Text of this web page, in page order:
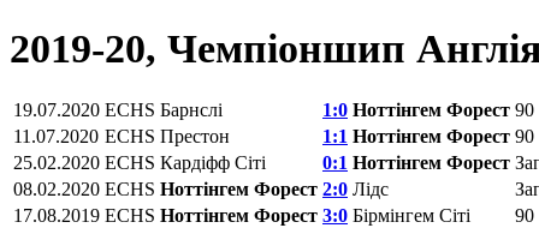
2019-20, Чемпіоншип
19.07.2020 ECHS Барнслі 1:0 Ноттінгем Форест 90
11.07.2020 ECHS Престон 1:1 Ноттінгем Форест 90
25.02.2020 ECHS Кардіфф Сіті 0:1 Ноттінгем Форест
08.02.2020 ECHS Ноттінгем Форест 2:0 Лідс
17.08.2019 ECHS Ноттінгем Форест 3:0 Бірмінгем Сіті 90